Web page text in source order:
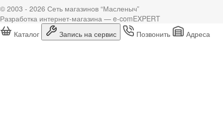
© 2003 - 2026 Сеть магазинов “Масленыч”
Разработка интернет-магазина — e-comEXPERT
Каталог
Запись на сервис Позвонить Адреса